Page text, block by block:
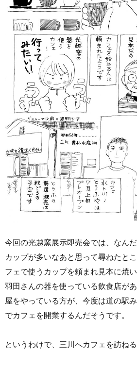
今回の光越窯展示即売会では、なん
カップが多いなあと思って尋ねたと
フェで使うカップを頼まれ見本に焼
羽田さんの器を使っている飲食店が
屋をやっている方が、今度は道の駅
でカフェを開業するんだそうです。
というわけで、三川へカフェを訪ね